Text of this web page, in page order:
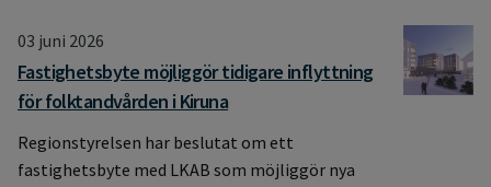
03 juni 2026
Fastighetsbyte möjliggör tidigare inflyttning
för folktandvården i Kiruna
Regionstyrelsen har beslutat om ett
fastighetsbyte med LKAB som möjliggör nya